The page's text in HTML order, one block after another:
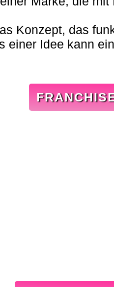
Konzept, das
einer Idee kann ein